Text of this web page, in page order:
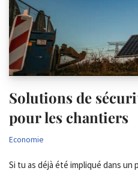
Solutions de
pour les chantiers
Economie
Si tu as déjà été impliqué dans